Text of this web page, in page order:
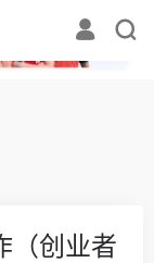
✕
（创业者